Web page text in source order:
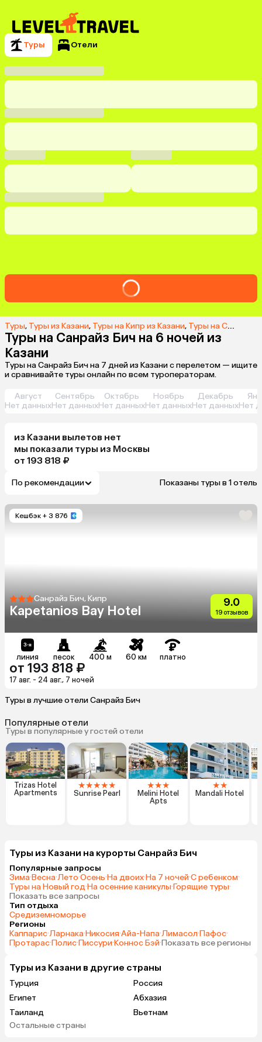
Туры Отели
Туры, Туры из Казани, Туры на Кипр из Казани, Туры на Санрайз Бич из Казани
Туры на Санрайз Бич на 6 ночей из
Казани
Туры на Санрайз Бич на 7 дней из Казани с перелетом — ищите
и сравнивайте туры онлайн по всем туроператорам.
Август
Нет данных
Сентябрь
Нет данных
Октябрь
Нет данных
Ноябрь
Нет данных
Декабрь
Нет данныхНет
из Казани вылетов нет
мы показали туры из Москвы
от 193 818 ₽
По рекомендации Показаны туры в 1 отель
Кешбэк + 3 876
Санрайз Бич, Кипр
Kapetanios Bay Hotel
9.0
19 отзывов
линия песок 400 м 60 км платно
от 193 818 ₽
17 авг. - 24 авг., 7 ночей
Туры в лучшие отели Санрайз Бич
Популярные отели
Туры в популярные у гостей отели
Trizas Hotel
Apartments
★★★★★
Sunrise Pearl
★★★
Melini Hotel
Apts
★★
Mandali Hotel
Туры из Казани на курорты Санрайз Бич
Популярные запросы
Зима·Весна·Лето·Осень·На двоих·На 7 ночей·С ребенком·
Туры на Новый год·На осенние каникулы·Горящие туры·
Показать все запросы
Тип отдыха
Средиземноморье
Регионы
Каппарис·Ларнака·Никосия·Айа-Напа·Лимасол·Пафос·
Протарас·Полис·Писсури·Коннос Бэй·Показать все регионы
Туры из Казани в другие страны
Турция
Россия
Египет
Абхазия
Таиланд
Вьетнам
ОАЭ
Остальные страны